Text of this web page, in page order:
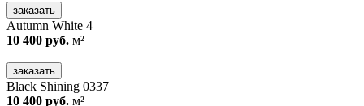
заказать
Autumn White 4
10 400 руб. м²
заказать
Black Shining 0337
10 400 руб. м²